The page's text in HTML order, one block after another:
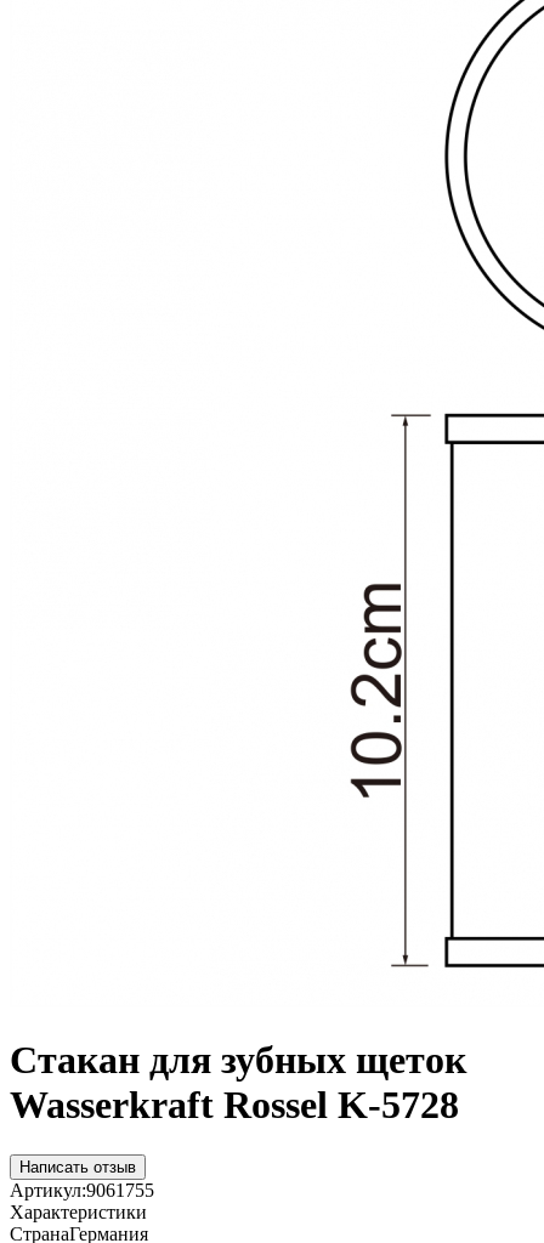
Стакан для зубных щеток
Wasserkraft Rossel K-5728
Написать отзыв
Артикул:9061755
Характеристики
СтранаГермания